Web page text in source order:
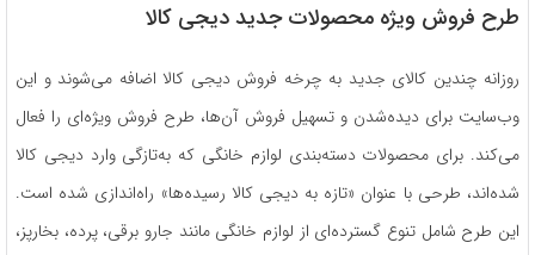
طرح فروش ویژه محصولات جدید دیجی کالا
روزانه چندین کالای جدید به چرخه فروش دیجی کالا اضافه می‌شوند و این
وب‌سایت برای دیده‌شدن و تسهیل فروش آن‌ها، طرح فروش ویژه‌ای را فعال
می‌کند. برای محصولات دسته‌بندی لوازم خانگی که به‌تازگی وارد دیجی کالا
شده‌اند، طرحی با عنوان «تازه به دیجی کالا رسیده‌ها» راه‌اندازی شده است.
این طرح شامل تنوع گسترده‌ای از لوازم خانگی مانند جارو برقی، پرده، بخارپز،